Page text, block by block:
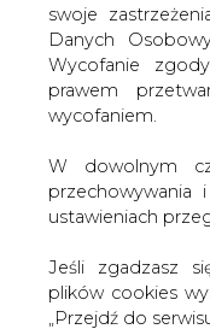
swoje
Danych
Wycofanie
prawem
wycofaniem.
W dowolnym
ustawieniach
Jeśli zgadzasz
plików cookies
„Przejdź do
Nagrody dla
największej w
zlokalizowanej w
multimedialny z
Konkursy tego
członków PIGEO.
planowanej bądź
Organizatorem
źródłach energii w